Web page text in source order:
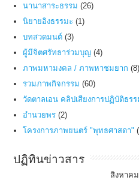
นานาสาระธรรม (26)
นิยายอิงธรรมะ (1)
บทสวดมนต์ (3)
ผู้มีจิตศรัทธาร่วมบุญ (4)
ภาพมหามงคล / ภาพหาชมยาก (8)
รวมภาพกิจกรรม (60)
วัดตาลเอน คลิปเสียงการปฏิบัติธร
อำนวยพร (2)
โครงการภาพยนตร์ "พุทธศาสดา"
ปฏิทินข่าวสาร
สิงหาค